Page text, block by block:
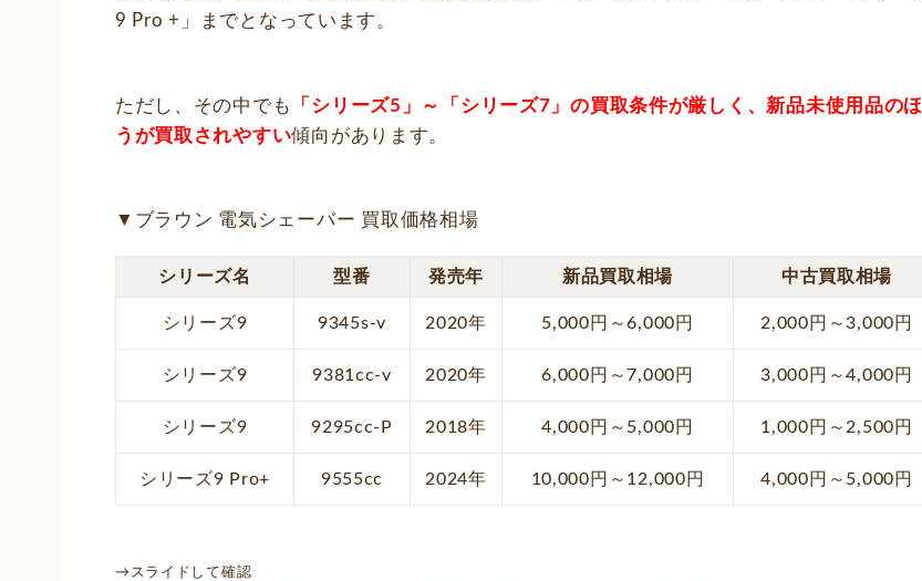
9 Pro +」までとなっています。
ただし、その中でも
「シリーズ5」～「シリーズ7」の買取条件が厳しく、新品未使用品のほ
うが買取されやすい傾向があります。
▼ブラウン 電気シェーバー 買取価格相場
シリーズ名 型番 発売年 新品買取相場 中古買取相場
シリーズ9 9345s-v 2020年 5,000円～6,000円 2,000円～3,000円
シリーズ9 9381cc-v 2020年 6,000円～7,000円 3,000円～4,000円
シリーズ9 9295cc-P 2018年 4,000円～5,000円 1,000円～2,500円
シリーズ9 Pro+ 9555cc 2024年 10,000円～12,000円 4,000円～5,000円
→スライドして確認